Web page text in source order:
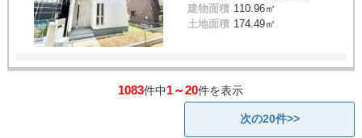
建物面積 110.96㎡
土地面積 174.49㎡
1083件中1～20件を表示
次の20件>>